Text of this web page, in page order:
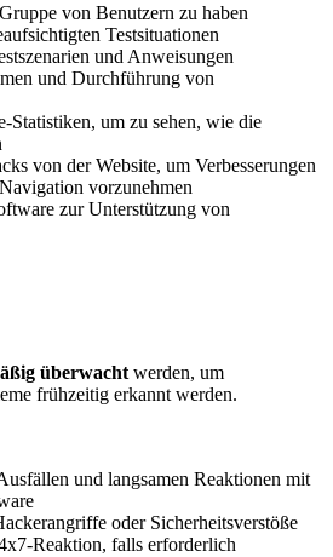
von Benutzern zu haben
Testsituationen
und Anweisungen
und Durchführung von
Statistiken, um zu sehen, wie die
von der Website, um Verbesserungen
vorzunehmen
zur Unterstützung von
überwacht werden, um
frühzeitig erkannt werden.
und langsamen Reaktionen mit
oder Sicherheitsverstöße
Reaktion, falls erforderlich